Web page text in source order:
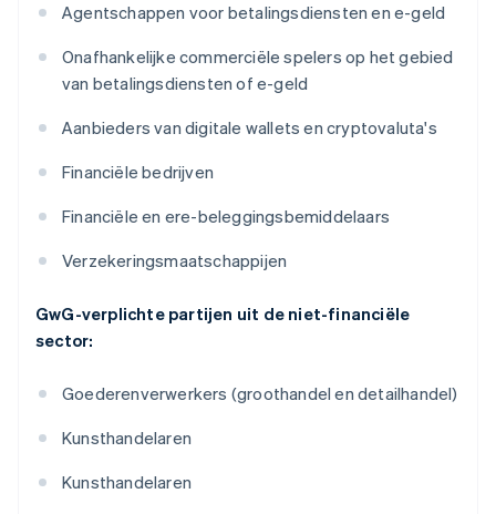
Agentschappen voor betalingsdiensten en e-geld
Onafhankelijke commerciële spelers op het gebied
van betalingsdiensten of e-geld
Aanbieders van digitale wallets en cryptovaluta's
Financiële bedrijven
Financiële en ere-beleggingsbemiddelaars
Verzekeringsmaatschappijen
GwG-verplichte partijen uit de niet-financiële
sector:
Goederenverwerkers (groothandel en detailhandel)
Kunsthandelaren
Kunsthandelaren